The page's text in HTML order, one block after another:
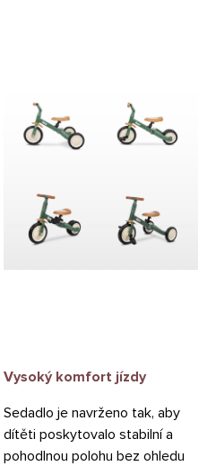
Vysoký komfort jízdy
Sedadlo je navrženo tak, aby
dítěti poskytovalo stabilní a
pohodlnou polohu bez ohledu